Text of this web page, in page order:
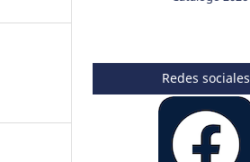
Redes sociales